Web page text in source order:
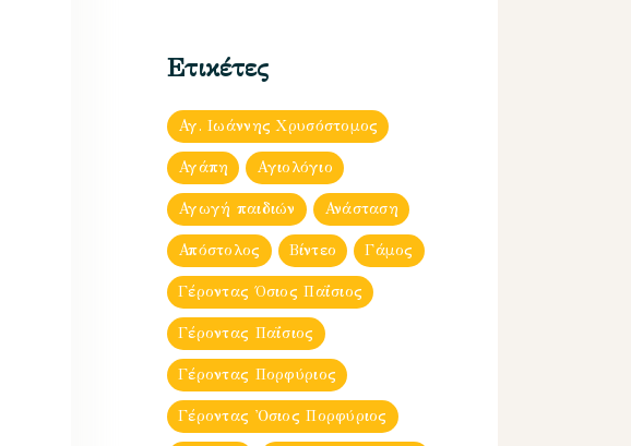
Ετικέτες
Αγ. Ιωάννης Χρυσόστομος
Αγάπη Αγιολόγιο
Αγωγή παιδιών Ανάσταση
Απόστολος Βίντεο Γάμος
Γέροντας Όσιος Παΐσιος
Γέροντας Παΐσιος
Γέροντας Πορφύριος
Γέροντας Ὀσιος Πορφύριος